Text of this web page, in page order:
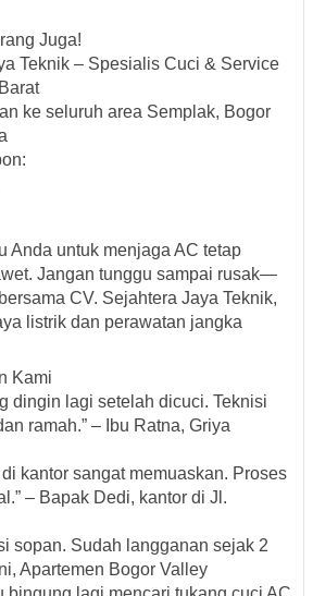
Juga!
Teknik – Spesialis Cuci & Service
ke seluruh area Semplak, Bogor
Anda untuk menjaga AC tetap
Jangan tunggu sampai rusak—
CV. Sejahtera Jaya Teknik,
listrik dan perawatan jangka
Kami
dingin lagi setelah dicuci. Teknisi
ramah.” – Ibu Ratna, Griya
di kantor sangat memuaskan. Proses
– Bapak Dedi, kantor di Jl.
sopan. Sudah langganan sejak 2
Apartemen Bogor Valley